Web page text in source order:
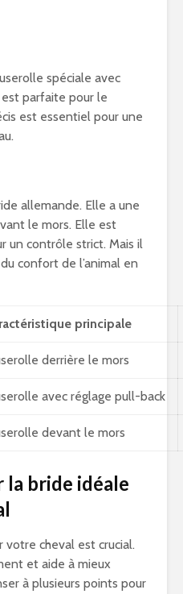
spéciale avec
parfaite pour le
est essentiel pour une
allemande. Elle a une
le mors. Elle est
un contrôle strict. Mais il
confort de l’animal en
principale
derrière le mors
avec réglage pull-back
devant le mors
la bride idéale
votre cheval est crucial.
et aide à mieux
à plusieurs points pour